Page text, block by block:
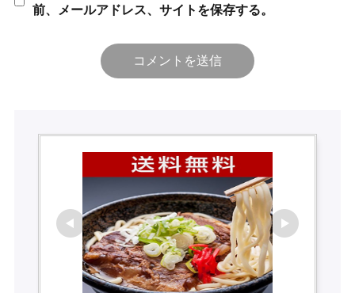
前、メールアドレス、サイトを保存する。